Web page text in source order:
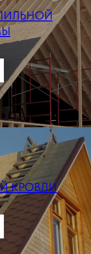
КРОВЛИ